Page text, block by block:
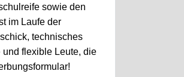
sowie den
im Laufe der
technisches
flexible Leute, die